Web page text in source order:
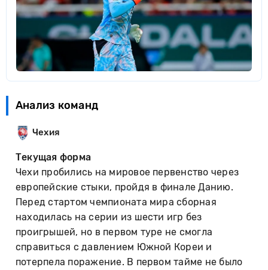
Анализ команд
Чехия
Текущая форма
Чехи пробились на мировое первенство через
европейские стыки, пройдя в финале Данию.
Перед стартом чемпионата мира сборная
находилась на серии из шести игр без
проигрышей, но в первом туре не смогла
справиться с давлением Южной Кореи и
потерпела поражение. В первом тайме не было